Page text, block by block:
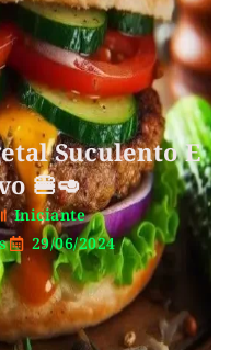
Suculento E
🍔🥑
Iniciante
29/06/2024